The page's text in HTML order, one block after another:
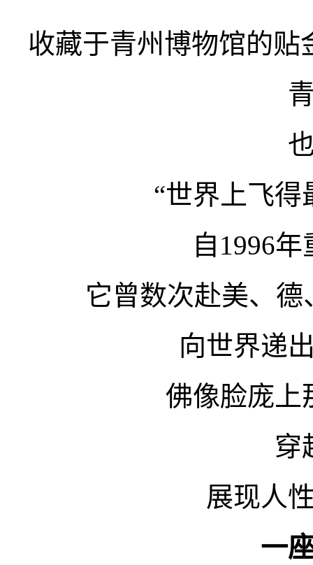
收藏于青州博物馆的
“世界上飞得
自1996
它曾数次赴美、德
向世界递
佛像脸庞上
穿
展现人
一